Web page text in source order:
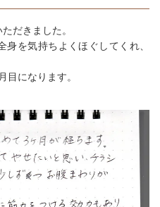
だきました。
身を気持ちよくほぐしてくれ、
目になります。